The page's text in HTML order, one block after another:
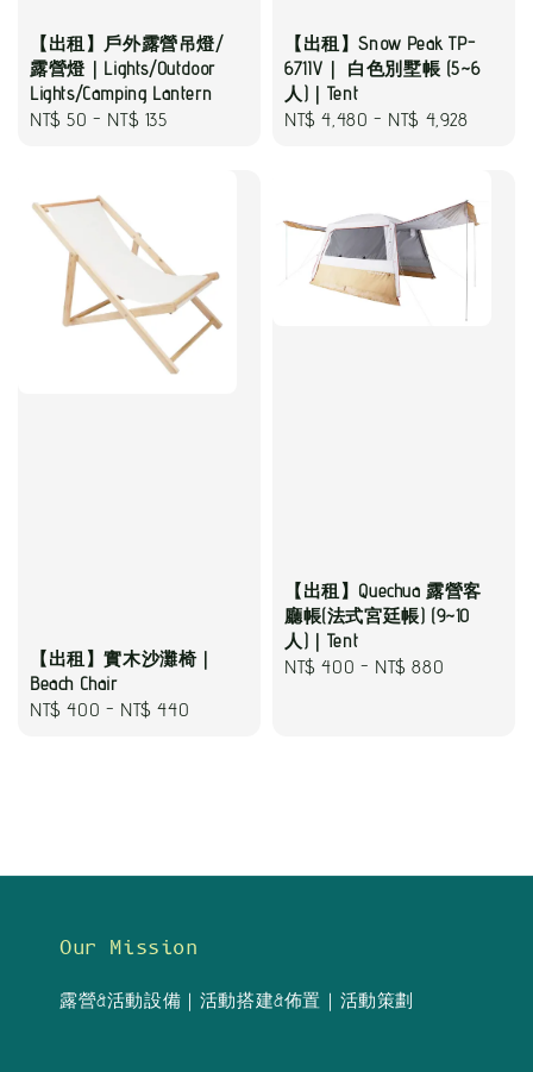
【出租】戶外露營吊燈/
露營燈｜Lights/Outdoor
Lights/Camping Lantern
Regular
NT$ 50 - NT$ 135
【出租】Snow Peak TP-
671IV｜ 白色別墅帳 (5~6
人)｜Tent
Regular
NT$ 4,480 - NT$ 4,928
【出租】實木沙灘椅｜
Beach Chair
Regular
NT$ 400 - NT$ 440
【出租】Quechua 露營客
廳帳(法式宮廷帳) (9~10
人)｜Tent
Regular
NT$ 400 - NT$ 880
Our Mission
露營&活動設備｜活動搭建&佈置｜活動策劃